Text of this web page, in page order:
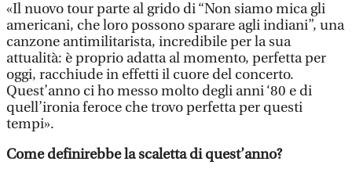
«Il nuovo tour parte al grido di “Non siamo mica gli
americani, che loro possono sparare agli indiani”, una
canzone antimilitarista, incredibile per la sua
attualità: è proprio adatta al momento, perfetta per
oggi, racchiude in effetti il cuore del concerto.
Quest’anno ci ho messo molto degli anni ‘80 e di
quell’ironia feroce che trovo perfetta per questi
tempi».
Come definirebbe la scaletta di quest’anno?